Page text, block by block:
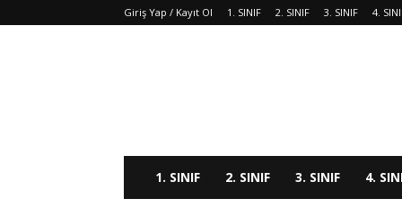
Giriş Yap / Kayıt Ol 1. SINIF 2. SINIF 3. SINIF 4.
1. SINIF 2. SINIF 3. SINIF 4.